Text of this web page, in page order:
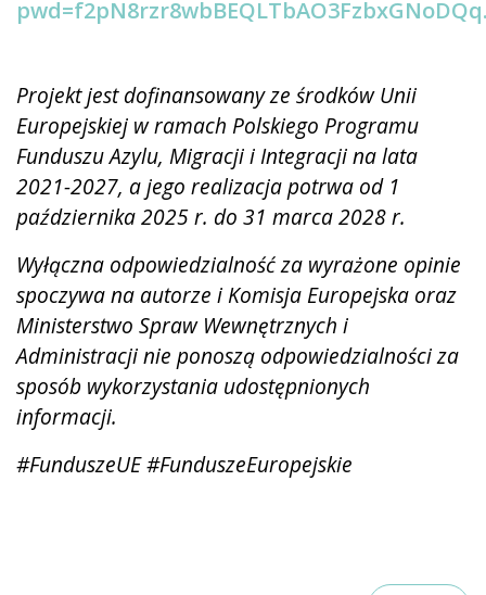
Projekt jest dofinansowany ze środków Unii
Europejskiej w ramach Polskiego Programu
Funduszu Azylu, Migracji i Integracji na lata
2021-2027, a jego realizacja potrwa od 1
października 2025 r. do 31 marca 2028 r.
Wyłączna odpowiedzialność za wyrażone opinie
spoczywa na autorze i Komisja Europejska oraz
Ministerstwo Spraw Wewnętrznych i
Administracji nie ponoszą odpowiedzialności za
sposób wykorzystania udostępnionych
informacji.
#FunduszeUE#FunduszeEuropejskie